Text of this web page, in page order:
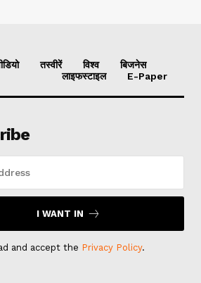
तस्वीरें विश्व
बिजनेस
लाइफस्टाइल
E-Paper
I WANT IN
and accept the Privacy Policy.